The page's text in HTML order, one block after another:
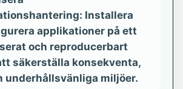
Installera
applikationer på ett
och reproducerbart
säkerställa konsekventa,
underhållsvänliga miljöer.